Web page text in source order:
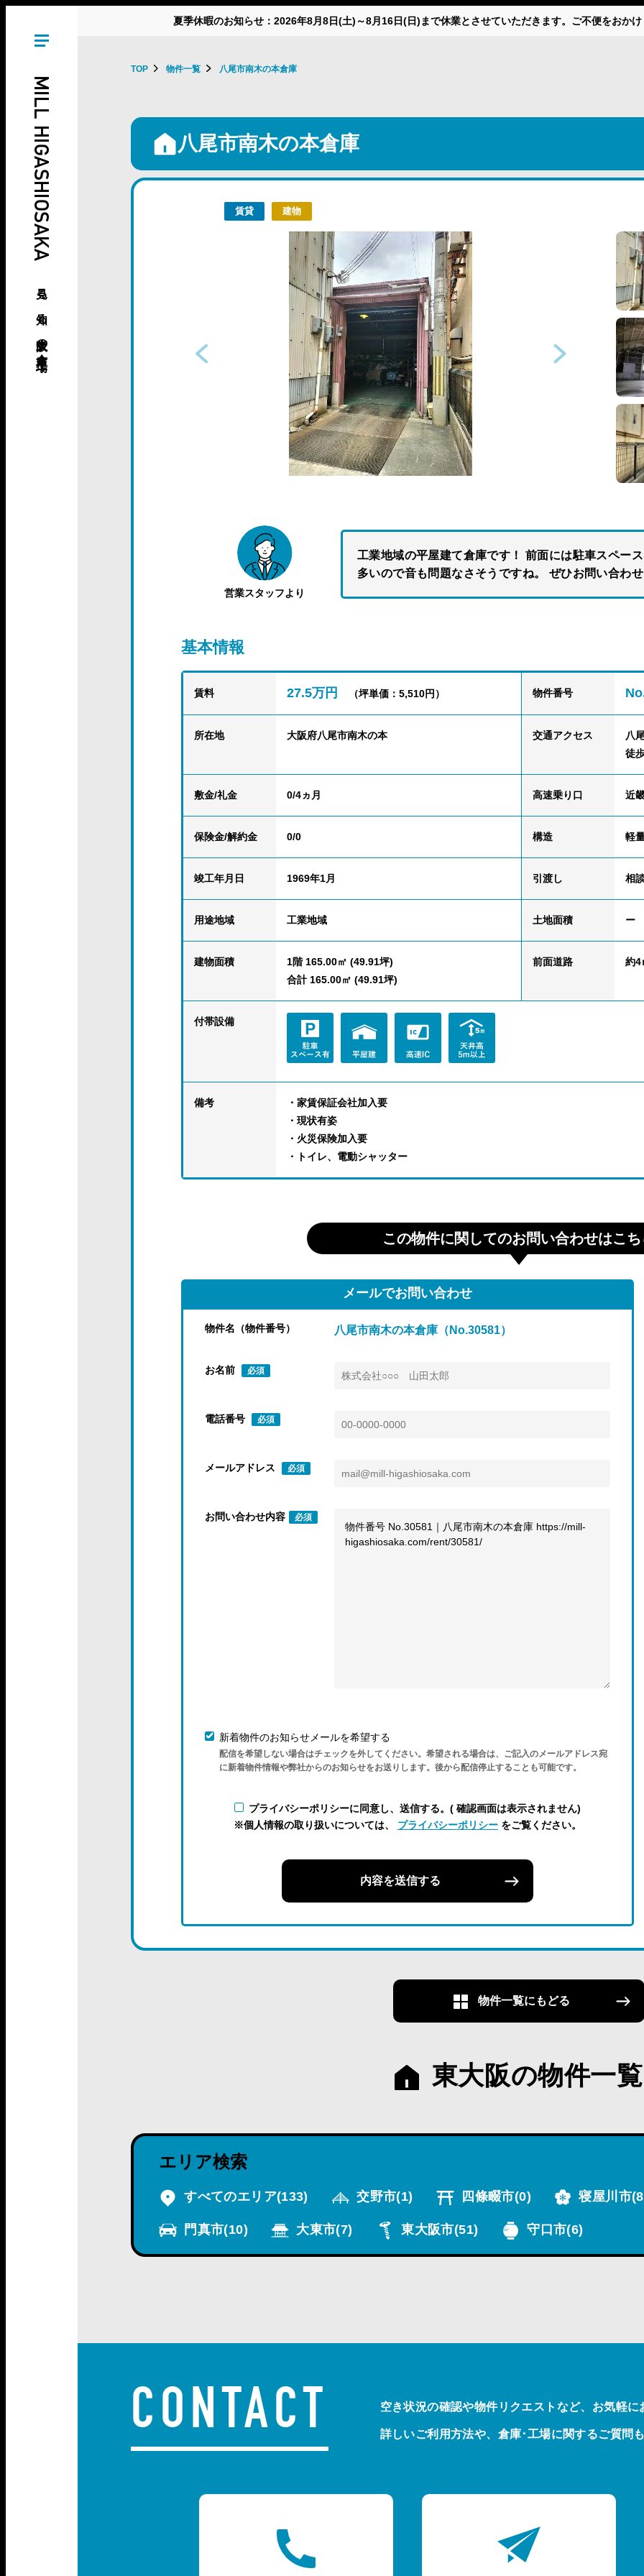
夏季休暇のお知らせ：2026年8月8日(土)～8月16日(日)まで休業とさせていただきます。ご不便をおか
MILL HIGASHIOSAKA
見る、知る、東大阪の倉庫･工場
TOP 物件一覧 八尾市南木の本倉庫
八尾市南木の本倉庫
賃貸 建物
営業スタッフより
工業地域の平屋建て倉庫です！ 前面には駐車スペー
多いので音も問題なさそうですね。 ぜひお問い合わ
基本情報
賃料 27.5万円 （坪単価：5,510円） 物件番号
所在地 大阪府八尾市南木の本 交通アクセス
八
徒
敷金/礼金 0/4ヵ月 高速乗り口 近
保険金/解約金 0/0 構造 軽
竣工年月日 1969年1月 引渡し 相
用途地域 工業地域 土地面積 ー
建物面積
1階 165.00㎡ (49.91坪)
合計 165.00㎡ (49.91坪)
前面道路 約4
付帯設備
備考
・家賃保証会社加⼊要
・現状有姿
・火災保険加入要
・トイレ、電動シャッター
この物件に関してのお問い合わせはこ
メールでお問い合わせ
物件名（物件番号） 八尾市南木の本倉庫（No.30581）
お名前 必須
電話番号 必須
メールアドレス 必須
お問い合わせ内容 必須
新着物件のお知らせメールを希望する
配信を希望しない場合はチェックを外してください。希望される場合は、ご記入のメールアドレス宛
に新着物件情報や弊社からのお知らせをお送りします。後から配信停止することも可能です。
プライバシーポリシーに同意し、送信する。( 確認画面は表示されません)
※個人情報の取り扱いについては、
プライバシーポリシー をご覧ください。
内容を送信する
物件一覧にもどる
東大阪の物件一覧
エリア検索
すべてのエリア(133) 交野市(1) 四條畷市(0) 寝屋川市
門真市(10) 大東市(7) 東大阪市(51) 守口市(6)
CONTACT 空き状況の確認や物件リクエストなど、お気軽
詳しいご利用方法や、倉庫･工場に関するご質問